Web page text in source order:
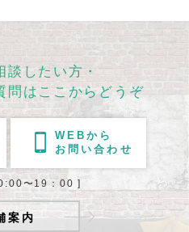
談したい方・
問はここからどうぞ
WEBから
お問い合わせ
〜19：00 ]
案内